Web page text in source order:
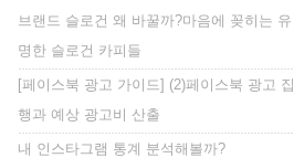
브랜드 슬로건 왜 바꿀까?마음에 꽂히는 유
명한 슬로건 카피들
[페이스북 광고 가이드] (2)페이스북 광고 집
행과 예상 광고비 산출
내 인스타그램 통계 분석해볼까?